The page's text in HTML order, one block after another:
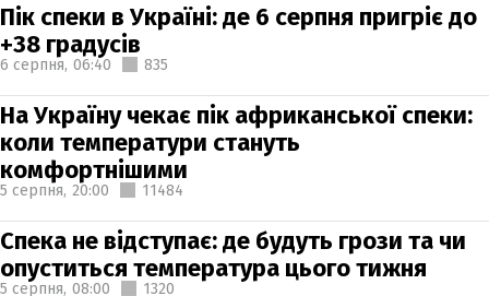
Пік спеки в Україні: де 6 серпня пригріє до
+38 градусів
6 серпня, 06:40 835
На Україну чекає пік африканської спеки:
коли температури стануть
комфортнішими
5 серпня, 20:00 11484
Спека не відступає: де будуть грози та чи
опуститься температура цього тижня
5 серпня, 08:00 1320